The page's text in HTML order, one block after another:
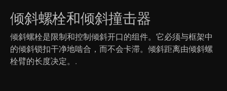
倾斜螺栓和倾斜撞击器
倾斜螺栓是限制和控制倾斜开口的组件。它必须与框架中
的倾斜锁扣干净地啮合，而不会卡滞。倾斜距离由倾斜螺
栓臂的长度决定。.